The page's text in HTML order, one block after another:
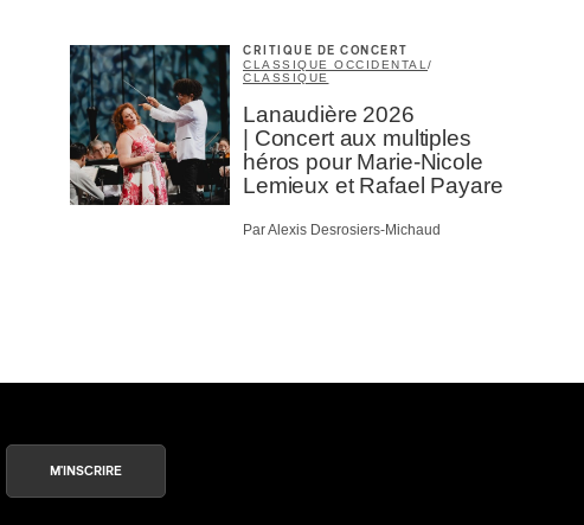
CRITIQUE DE CONCERT
CLASSIQUE OCCIDENTAL /
CLASSIQUE
Lanaudière 2026
| Concert aux multiples
héros pour Marie-Nicole
Lemieux et Rafael Payare
Par Alexis Desrosiers-Michaud
M'INSCRIRE